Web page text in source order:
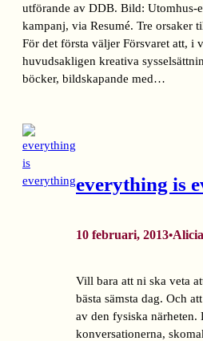
utförande av DDB. Bild: Utomhus-
kampanj, via Resumé. Tre orsaker
För det första väljer Försvaret att, i
huvudsakligen kreativa
böcker, bildskapande med…
everything is
10 februari, 2013•
Vill bara att ni ska veta
bästa sämsta dag. Och
av den fysiska närheten.
konversationerna,